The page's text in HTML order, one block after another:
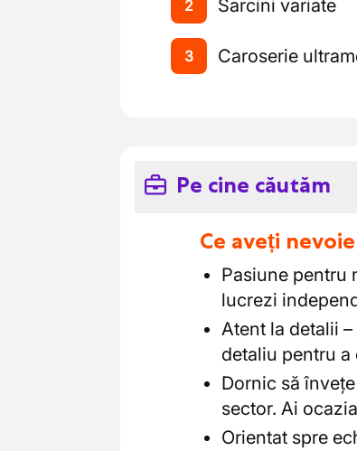
2 Sarcini variate
3 Caroserie
Pe cine căutăm
Ce aveți
Pasiune pentru
lucrezi
Atent la detalii
detaliu pentru
Dornic să
sector. Ai
Orientat spre